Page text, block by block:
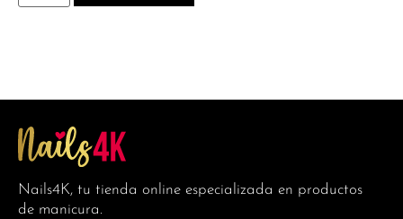
Nails4K, tu tienda online especializada en productos
de manicura.